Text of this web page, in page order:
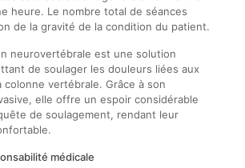
heure. Le nombre total de séances
de la gravité de la condition du patient.
neurovertébrale est une solution
de soulager les douleurs liées aux
colonne vertébrale. Grâce à son
elle offre un espoir considérable
de soulagement, rendant leur
médicale